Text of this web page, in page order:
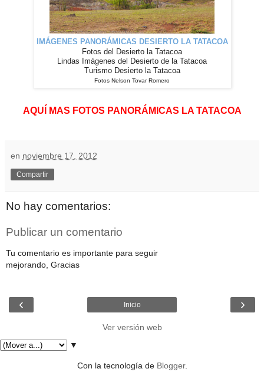
IMÁGENES PANORÁMICAS DESIERTO LA TATACOA
Fotos del Desierto la Tatacoa
Lindas Imágenes del Desierto de la Tatacoa
Turismo Desierto la Tatacoa
Fotos Nelson Tovar Romero
AQUÍ MAS FOTOS PANORÁMICAS LA TATACOA
en noviembre 17, 2012
Compartir
No hay comentarios:
Publicar un comentario
Tu comentario es importante para seguir
mejorando, Gracias
‹ ›
Inicio
Ver versión web
▼
Con la tecnología de Blogger.